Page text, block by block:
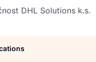
DHL Solutions k.s.